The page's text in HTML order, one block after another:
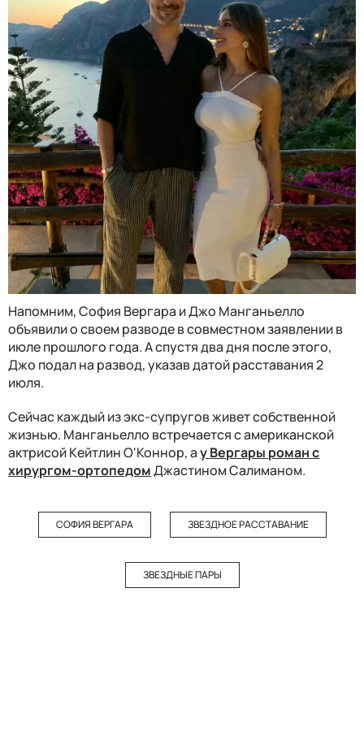
Напомним, София Вергара и Джо Манганьелло
объявили о своем разводе в совместном заявлении в
июле прошлого года. А спустя два дня после этого,
Джо подал на развод, указав датой расставания 2
июля.
Сейчас каждый из экс-супругов живет собственной
жизнью. Манганьелло встречается с американской
актрисой Кейтлин О'Коннор, ау Вергары роман с
хирургом-ортопедомДжастином Салиманом.
СОФИЯ ВЕРГАРА ЗВЕЗДНОЕ РАССТАВАНИЕ
ЗВЕЗДНЫЕ ПАРЫ